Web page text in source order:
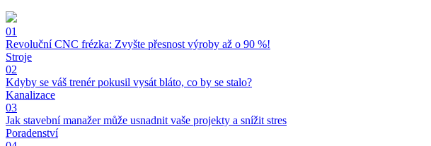
01
Revoluční CNC frézka: Zvyšte přesnost výroby až o 90 %!
Stroje
02
Kdyby se váš trenér pokusil vysát bláto, co by se stalo?
Kanalizace
03
Jak stavební manažer může usnadnit vaše projekty a snížit stres
Poradenství